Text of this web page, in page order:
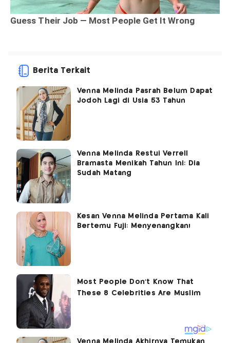
Berita Terkait
Venna Melinda Pasrah Belum Dapat
Jodoh Lagi di Usia 53 Tahun
Venna Melinda Restui Verrell
Bramasta Menikah Tahun Ini: Dia
Sudah Matang
Kesan Venna Melinda Pertama Kali
Bertemu Fuji: Menyenangkan!